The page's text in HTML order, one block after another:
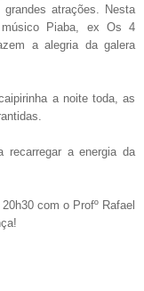
atrações. Nesta
Piaba, ex Os 4
a alegria da galera
a noite toda, as
recarregar a energia da
com o Profº Rafael